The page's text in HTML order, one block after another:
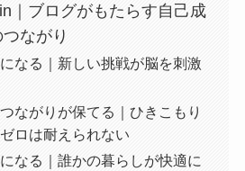
｜ブログがもたらす自己成
ながり
なる｜新しい挑戦が脳を刺激
ながりが保てる｜ひきこもり
ロは耐えられない
なる｜誰かの暮らしが快適に